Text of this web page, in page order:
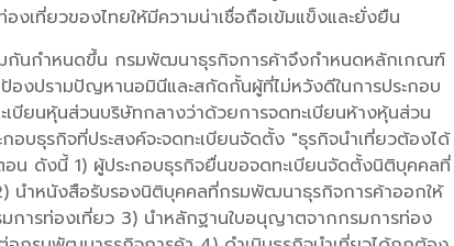
ที่ยวของไทยให้มีความน่าเชื่อถือเข้มแข็งและยั่งยืน
กันกำหนดขึ้น กรมพัฒนาธุรกิจการค้าจึงกำหนดหลักเกณฑ์
องปรามปัญหานอมินีและสกัดกั้นผู้ที่ไม่หวังดีในการประกอบ
บียนหุ้นส่วนบริษัทกลางว่าด้วยการจดทะเบียนห้างหุ้นส่วน
บธุรกิจที่ประสงค์จะจดทะเบียนจัดตั้ง "ธุรกิจนำเที่ยวต้องได้
ดังนี้ 1) ผู้ประกอบธุรกิจยื่นขอจดทะเบียนจัดตั้งนิติบุคคลที่
นำหนังสือรับรองนิติบุคคลที่กรมพัฒนาธุรกิจการค้าออกให้
การท่องเที่ยว 3) นำหลักฐานใบอนุญาตจากกรมการท่อง